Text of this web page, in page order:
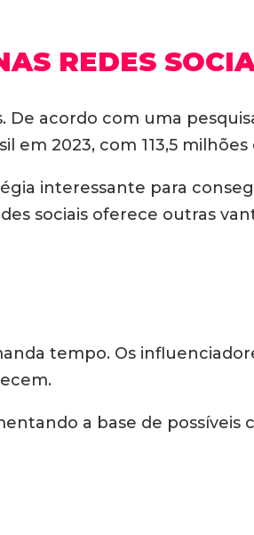
REDES
De acordo com uma
em 2023, com 113,5
interessante para
sociais oferece outras
tempo. Os
a base de possíveis